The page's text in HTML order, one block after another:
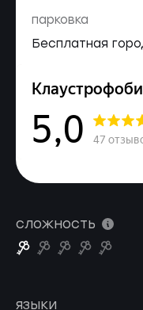
парковка
Бесплатная
сложность
языки